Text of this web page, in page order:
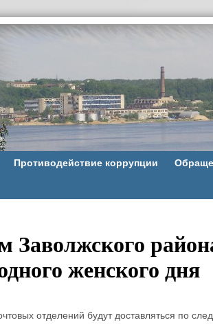
Противодействие коррупции
женского дня
отделений будут доставляться по